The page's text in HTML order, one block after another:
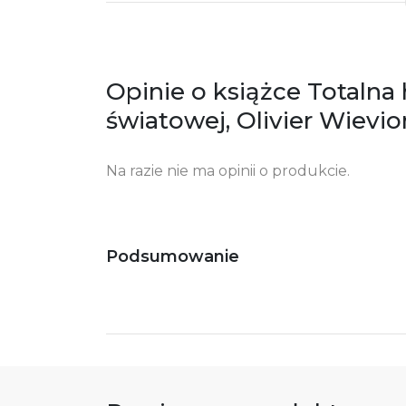
zgodność produktu z przepisami:
ul.
Ostrzeżenia oraz informacje dotyczące
bezpieczeństwa:
Opinie o książce
światowej, Olivier
Na razie nie ma opinii o produkcie.
Podsumowanie